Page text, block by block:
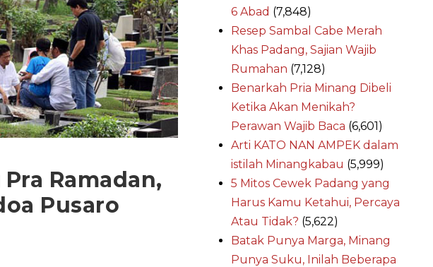
Ramadan,
Pusaro
6 Abad (7,848)
Resep Sambal Cabe Merah
Khas Padang, Sajian Wajib
Rumahan (7,128)
Benarkah Pria Minang Dibeli
Ketika Akan Menikah?
Perawan Wajib Baca (6,601)
Arti KATO NAN AMPEK dalam
istilah Minangkabau (5,999)
5 Mitos Cewek Padang yang
Harus Kamu Ketahui, Percaya
Atau Tidak? (5,622)
Batak Punya Marga, Minang
Punya Suku, Inilah Beberapa